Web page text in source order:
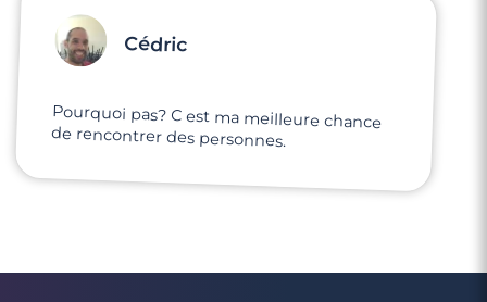
Cédric
Pourquoi pas? C est ma meilleure chance
de rencontrer des personnes.